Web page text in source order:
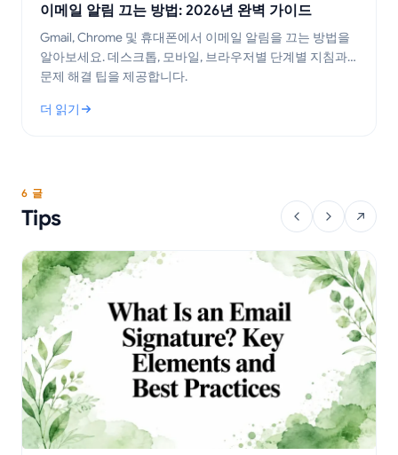
이메일 알림 끄는 방법: 2026년 완벽 가이드
Gmail, Chrome 및 휴대폰에서 이메일 알림을 끄는 방법을
알아보세요. 데스크톱, 모바일, 브라우저별 단계별 지침과
문제 해결 팁을 제공합니다.
더 읽기
: 이메일 알림 끄는 방법: 2026년 완벽 가이드
6 글
Tips